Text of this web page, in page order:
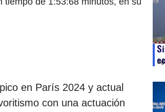
en París 2024 y actual
con una actuación